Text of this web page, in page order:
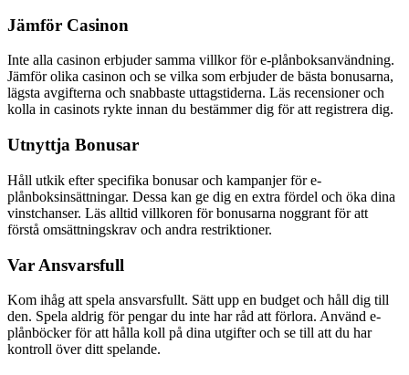
Jämför Casinon
Inte alla casinon erbjuder samma villkor för e-plånboksanvändning.
Jämför olika casinon och se vilka som erbjuder de bästa bonusarna,
lägsta avgifterna och snabbaste uttagstiderna. Läs recensioner och
kolla in casinots rykte innan du bestämmer dig för att registrera dig.
Utnyttja Bonusar
Håll utkik efter specifika bonusar och kampanjer för e-
plånboksinsättningar. Dessa kan ge dig en extra fördel och öka dina
vinstchanser. Läs alltid villkoren för bonusarna noggrant för att
förstå omsättningskrav och andra restriktioner.
Var Ansvarsfull
Kom ihåg att spela ansvarsfullt. Sätt upp en budget och håll dig till
den. Spela aldrig för pengar du inte har råd att förlora. Använd e-
plånböcker för att hålla koll på dina utgifter och se till att du har
kontroll över ditt spelande.